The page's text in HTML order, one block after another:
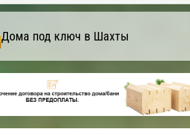
Дома под ключ в Шахты